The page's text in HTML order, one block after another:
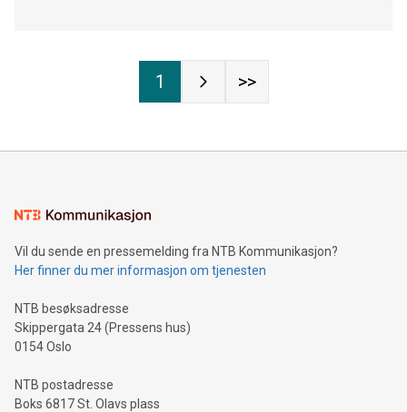
1 >>
Vil du sende en pressemelding fra NTB Kommunikasjon?
Her finner du mer informasjon om tjenesten
NTB besøksadresse
Skippergata 24 (Pressens hus)
0154 Oslo
NTB postadresse
Boks 6817 St. Olavs plass